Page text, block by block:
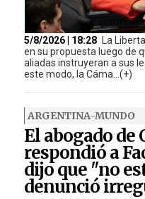
5/8/2026 | 18:28 La
en su propuesta luego de
aliadas instruyeran a sus
este modo, la Cáma...(+)
ARGENTINA-MUNDO
El abogado de
respondió a
dijo que "no
denunció